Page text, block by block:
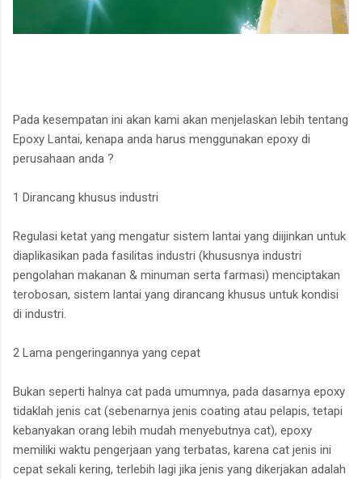
Pada kesempatan ini akan kami akan menjelaskan lebih tentang
Epoxy Lantai, kenapa anda harus menggunakan epoxy di
perusahaan anda ?
1 Dirancang khusus industri
Regulasi ketat yang mengatur sistem lantai yang diijinkan untuk
diaplikasikan pada fasilitas industri (khususnya industri
pengolahan makanan & minuman serta farmasi) menciptakan
terobosan, sistem lantai yang dirancang khusus untuk kondisi
di industri.
2 Lama pengeringannya yang cepat
Bukan seperti halnya cat pada umumnya, pada dasarnya epoxy
tidaklah jenis cat (sebenarnya jenis coating atau pelapis, tetapi
kebanyakan orang lebih mudah menyebutnya cat), epoxy
memiliki waktu pengerjaan yang terbatas, karena cat jenis ini
cepat sekali kering, terlebih lagi jika jenis yang dikerjakan adalah